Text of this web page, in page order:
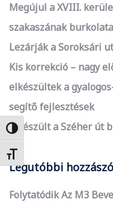
Nagy kontraszt váltása
Betűméret váltása
Megújul a XVIII.
szakaszának burkolata
Lezárják a Soroksári
Kis korrekció – nagy
elkészültek a
segítő fejlesztések
Elkészült a Széher út
Legutóbbi
Folytatódik Az M3